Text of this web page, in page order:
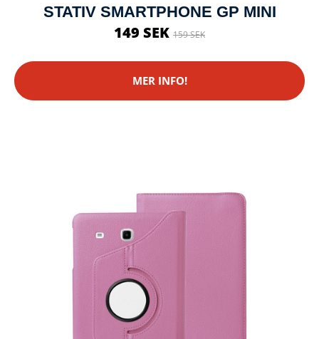
STATIV SMARTPHONE GP MINI
149 SEK 159 SEK
MER INFO!